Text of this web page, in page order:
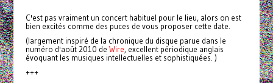
C'est pas vraiment un concert habituel pour le lieu, alors on est
bien excités comme des puces de vous proposer cette date.
(largement inspiré de la chronique du disque parue dans le
numéro d'août 2010 de Wire, excellent périodique anglais
évoquant les musiques intellectuelles et sophistiquées. )
+++